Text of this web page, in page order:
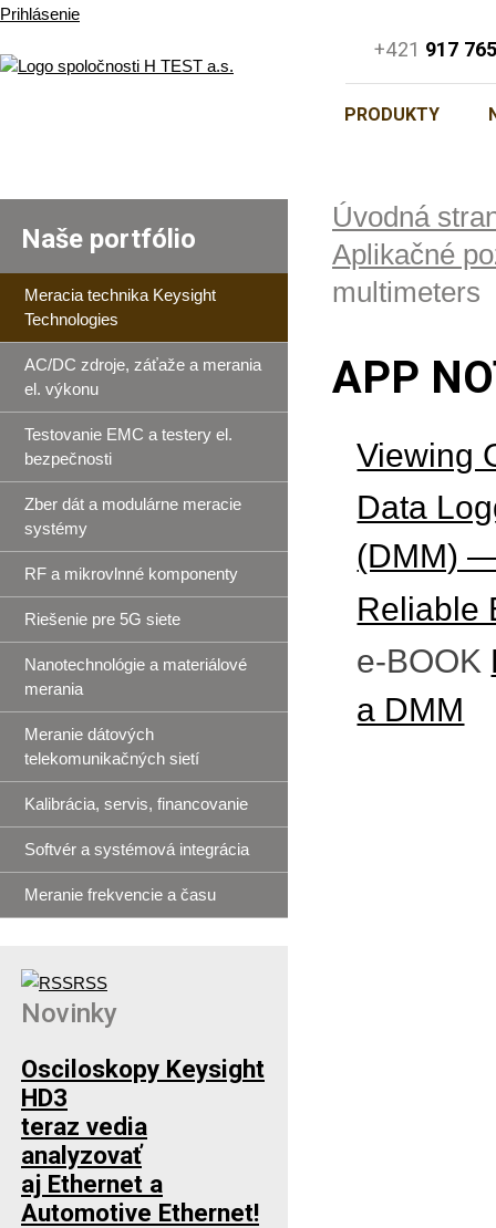
+421 917
PRODUKTY
Prihlásenie
Úvodná
Aplikačné
multimeters
APP
Viewing
Data
(DMM) —
Reliable
e-BOOK
a DMM
Naše portfólio
Meracia technika Keysight
Technologies
AC/DC zdroje, záťaže a merania
el. výkonu
Testovanie EMC a testery el.
bezpečnosti
Zber dát a modulárne meracie
systémy
RF a mikrovlnné komponenty
Riešenie pre 5G siete
Nanotechnológie a materiálové
merania
Meranie dátových
telekomunikačných sietí
Kalibrácia, servis, financovanie
Softvér a systémová integrácia
Meranie frekvencie a času
RSS
Novinky
Osciloskopy Keysight
HD3
teraz vedia
analyzovať
aj Ethernet a
Automotive Ethernet!